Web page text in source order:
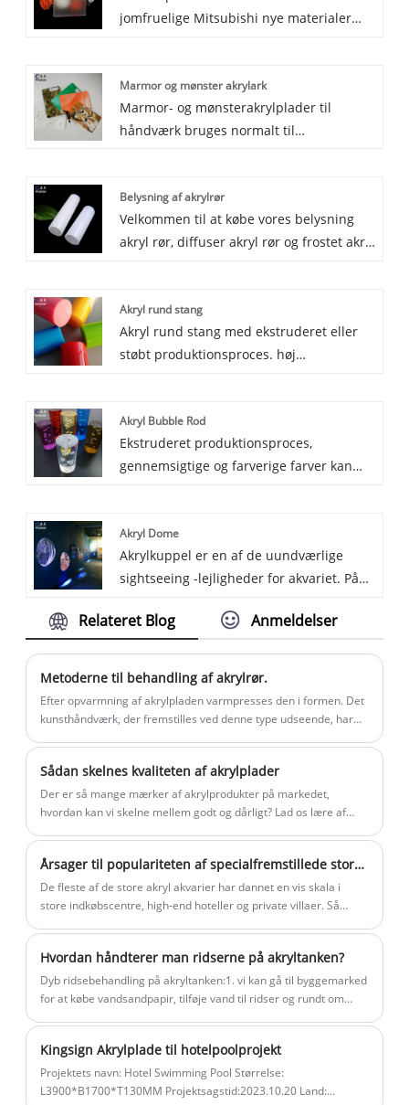
jomfruelige Mitsubishi nye materialer
akrylplade og dobbeltsider frostet
akrylplade. Frostet akrylplade bruges
hovedsageligt til display, belysning,
Marmor og mønster akrylark
Marmor- og mønsterakrylplader til
håndværk bruges normalt til
Laserskæring, eller bøjning eller polering,
bearbejdning er ikke noget problem for
marmor- og mønsterakrylplader.Disse
Mitsubishi MMA -materialer og
farvecreme af god kvalitet.
Belysning af akrylrør
Velkommen til at købe vores belysning
akryl rør, diffuser akryl rør og frostet akryl
kvalitetskontrol og test har vores
belysningsakrylrør en god jævn
belysningsdiffusion.
Akryl rund stang
Akryl rund stang med ekstruderet eller
støbt produktionsproces. høj
begrænsning på længden, den kan
tilpasses. Det anvendes hovedsageligt i
belysning, dekoration, møbler osv.
Akryl Bubble Rod
Ekstruderet produktionsproces,
gennemsigtige og farverige farver kan
længdegrænse, vi kan tilpasse længden
til dig, den bruges hovedsageligt til
dekoration, belysning, møbler.
Akryl Dome
Akrylkuppel er en af ​​de uundværlige
sightseeing -lejligheder for akvariet. På
gennemsigtighed kan det give folk en
så folk kan blande sig med fiskene i
vandet. Det er sådan en meget
vidunderlig og ejendommelig følelse.
Kingsign fremstiller akrylplader med
ultrahøj gennemsigtighed. Akrylpladerne
placeres i en fuldautomatisk ovn gennem
en specialfremstillet jernform til støbning
tilpasse produktion, teste og analysere
gennem finite element analyse software
Kingsign fremstilling kaldes også smart
fremstilling.
Relateret Blog Anmeldelser
Metoderne til behandling af akrylrør.
Efter opvarmning af akrylpladen varmpresses den i formen. Det
kunsthåndværk, der fremstilles ved denne type udseende, har
Sådan skelnes kvaliteten af ​​akrylplader
Der er så mange mærker af akrylprodukter på markedet,
hvordan kan vi skelne mellem godt og dårligt? Lad os lære af
Årsager til populariteten af ​​specialfremstillede store akryl akvarie akvarier
De fleste af de store akryl akvarier har dannet en vis skala i
store indkøbscentre, high-end hoteller og private villaer. Så
akrylmaterialer, og jeg vil dele dem med dig nedenfor.
Hvordan håndterer man ridserne på akryltanken?
Dyb ridsebehandling på akryltanken:1. vi kan gå til byggemarked
for at købe vandsandpapir, tilføje vand til ridser og rundt om
synlige efter polering af tandpastaen, betyder det, at
vandsandpapiret ikke er nok, prøv venligst igen.
Kingsign Akrylplade til hotelpoolprojekt
​Projektets navn: Hotel Swimming Pool Størrelse:
L3900*B1700*T130MM Projektsagstid:2023.10.20 Land: